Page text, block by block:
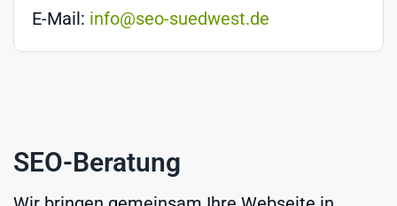
E-Mail: info@seo-suedwest.de
SEO-Beratung